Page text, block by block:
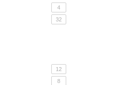
4
32
12
8